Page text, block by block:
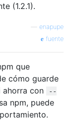
(1.2.1).
enapupe
fuente
que
cómo guarde
ahorra con
--
npm, puede